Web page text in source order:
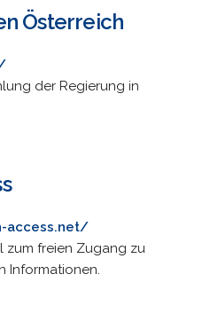
Österreich
der Regierung in
access.net/
zum freien Zugang zu
Informationen.